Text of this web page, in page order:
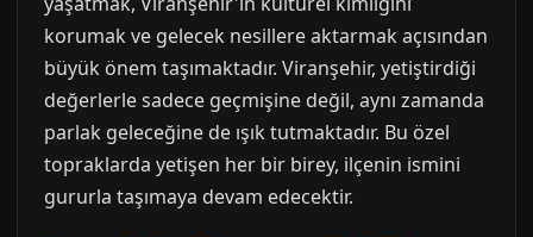
korumak ve gelecek nesillere aktarmak açısından
büyük önem taşımaktadır. Viranşehir, yetiştirdiği
değerlerle sadece geçmişine değil, aynı zamanda
parlak geleceğine de ışık tutmaktadır. Bu özel
topraklarda yetişen her bir birey, ilçenin ismini
gururla taşımaya devam edecektir.